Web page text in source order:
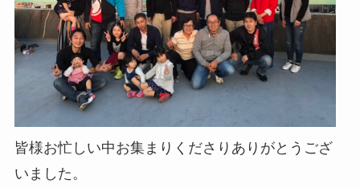
皆様お忙しい中お集まりくださりありがとうござ
いました。